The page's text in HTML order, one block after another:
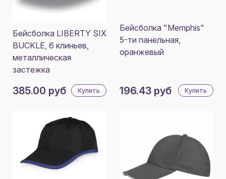
Бейсболка LIBERTY SIX
BUCKLE, 6 клиньев,
металлическая
застежка
385.00 руб Купить
Бейсболка "Memphis"
5-ти панельная,
оранжевый
196.43 руб Купить